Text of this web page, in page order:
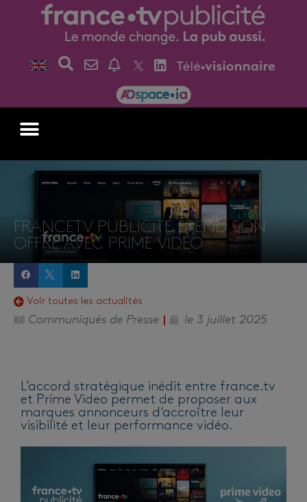
FRANCETV PUBLICITÉ ÉTEND SON
OFFRE AVEC PRIME VIDEO
Voir toutes les actualités
Communiqués de Presse le 3 juillet 2025
L’accord stratégique inédit entre france.tv
et Prime Video permet de proposer aux
marques annonceurs d'accroître leur
visibilité et leur performance vidéo.